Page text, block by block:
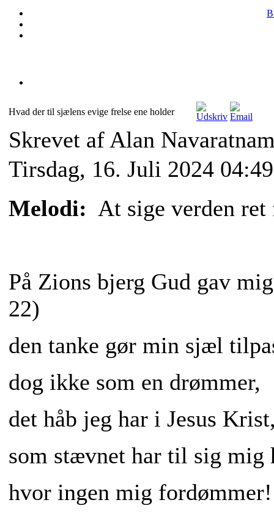
Hvad der til sjælens evige frelse ene holder
Skrevet af Alan
Tirsdag, 16. Juli 2024 04:49
Melodi: At sige verden
På Zions bjerg Gud gav
22)
den tanke gør min sjæl
dog ikke som en drømmer,
det håb jeg har i Jesus
som stævnet har til sig mig
hvor ingen mig fordømmer!